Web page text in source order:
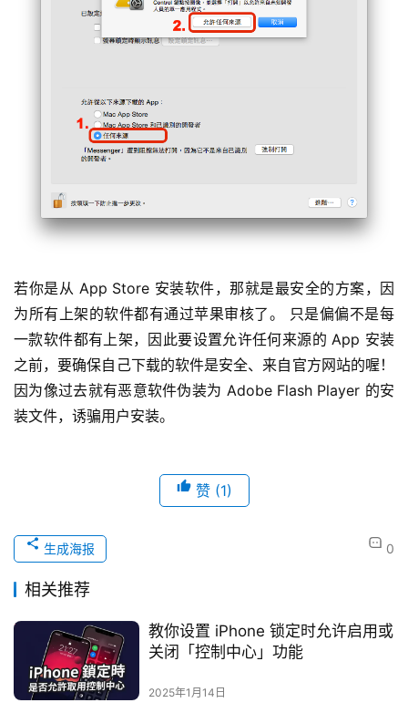
若你是从 App Store 安装软件，那就是最安全的方案，因
为所有上架的软件都有通过苹果审核了。 只是偏偏不是每
一款软件都有上架，因此要设置允许任何来源的 App 安装
之前，要确保自己下载的软件是安全、来自官方网站的喔！
因为像过去就有恶意软件伪装为 Adobe Flash Player 的安
装文件，诱骗用户安装。
赞 (1)
0
生成海报
相关推荐
教你设置 iPhone 锁定时允许启用或
关闭「控制中心」功能
2025年1月14日